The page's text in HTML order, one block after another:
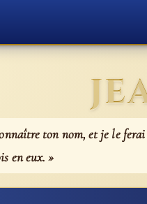
ton nom, et je le
en eux. »